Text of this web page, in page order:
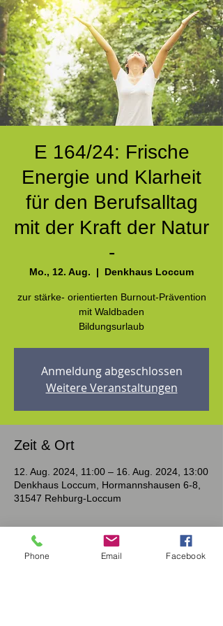
E 164/24: Frische
Energie und Klarheit
für den Berufsalltag
mit der Kraft der Natur
-
Mo., 12. Aug.
  |
Denkhaus Loccum
zur stärke- orientierten Burnout-Prävention
mit Waldbaden
Anmeldung abgeschlossen
Weitere Veranstaltungen
Zeit & Ort
12. Aug. 2024, 11:00 – 16. Aug. 2024, 13:00
Denkhaus Loccum, Hormannshausen 6-8,
31547 Rehburg-Loccum
Über die Veranstaltung
Phone Email Facebook